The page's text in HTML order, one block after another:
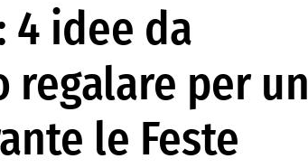
4 idee da
regalare per un
le Feste